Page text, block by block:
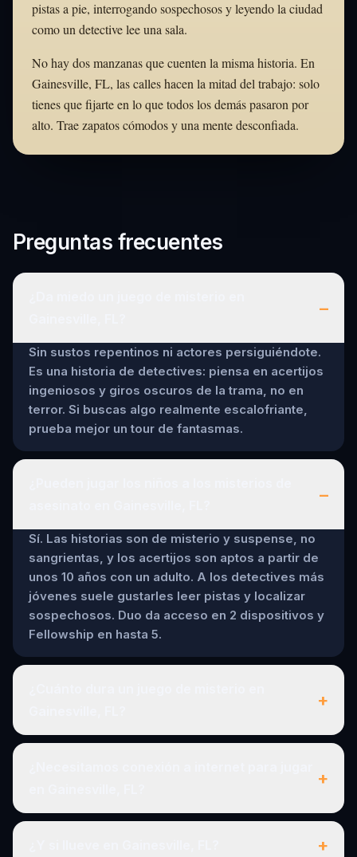
pistas a pie, interrogando sospechosos y leyendo la ciudad
como un detective lee una sala.
No hay dos manzanas que cuenten la misma historia. En
Gainesville, FL, las calles hacen la mitad del trabajo: solo
tienes que fijarte en lo que todos los demás pasaron por
alto. Trae zapatos cómodos y una mente desconfiada.
Preguntas frecuentes
–
Sin sustos repentinos ni actores persiguiéndote.
Es una historia de detectives: piensa en acertijos
ingeniosos y giros oscuros de la trama, no en
terror. Si buscas algo realmente escalofriante,
prueba mejor un tour de fantasmas.
–
Sí. Las historias son de misterio y suspense, no
sangrientas, y los acertijos son aptos a partir de
unos 10 años con un adulto. A los detectives más
jóvenes suele gustarles leer pistas y localizar
sospechosos. Duo da acceso en 2 dispositivos y
Fellowship en hasta 5.
+
+
+